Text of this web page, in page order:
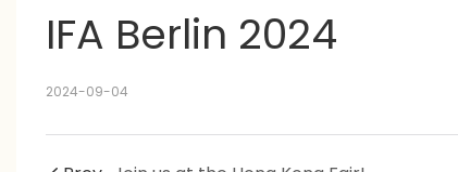
IFA Berlin 2024
2024-09-04